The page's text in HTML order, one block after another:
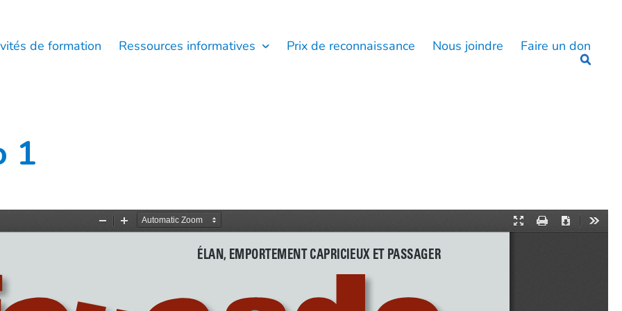
de formation Ressources informatives Prix de reconnaissance Nous joindre Faire un don
1